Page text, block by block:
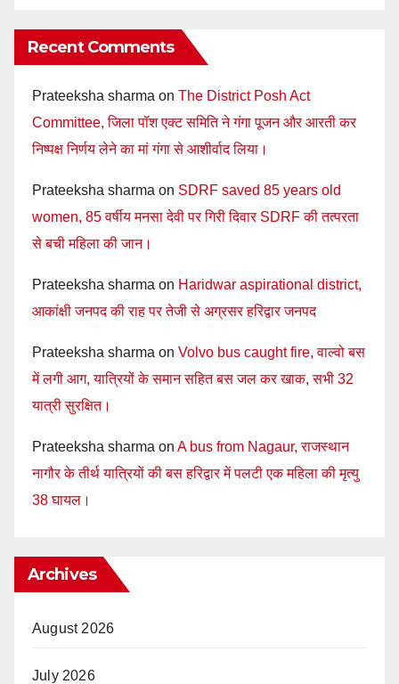
Recent Comments
Prateeksha sharma on The District Posh Act
Committee, जिला पॉश एक्ट समिति ने गंगा पूजन और आरती कर
निष्पक्ष निर्णय लेने का मां गंगा से आशीर्वाद लिया।
Prateeksha sharma on SDRF saved 85 years old
women, 85 वर्षीय मनसा देवी पर गिरी दिवार SDRF की तत्परता
से बची महिला की जान।
Prateeksha sharma on Haridwar aspirational district,
आकांक्षी जनपद की राह पर तेजी से अग्रसर हरिद्वार जनपद
Prateeksha sharma on Volvo bus caught fire, वाल्वो बस
में लगी आग, यात्रियों के समान सहित बस जल कर खाक, सभी 32
यात्री सुरक्षित।
Prateeksha sharma on A bus from Nagaur, राजस्थान
नागौर के तीर्थ यात्रियों की बस हरिद्वार में पलटी एक महिला की मृत्यु
38 घायल।
Archives
August 2026
July 2026